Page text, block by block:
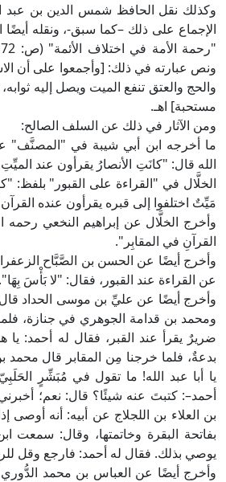
نقل الحافظ شمس الدين بن عبد
على ذلك –كما سبق-، ونقله أيضًا
عبارته في ذلك: [وأجمعوا على أن
والعتق تنفع الميت ويصل إليه ثوابه،
اهـ.
الآثار في ذلك عن السلف الصالح:
أخرجه ابن أبي شيبة في "المصنَّف" عن
قال: "كانَتِ الأنصارُ يقرأون عند الميِّتِ
في "القراءة على القبور" بلفظ:
اختلفوا إلى قبره يقرأون عنده القرآن".
الخلَّال عن إبراهيم النخعي رحمه
في المقابِر".
أيضًا عن الحسن بن الصَّبَّاح
القراءة عند القبور، فقال: "لا بَأْسَ بِهَا".
أيضًا عن عليِّ بن موسى الحداد
بن قدامة الجوهري في جنازة،
يقرأ عند القبر، فقال له أحمد: يا
فلما خرجنا مِن المقابر قال محمد
أبا عبد الله! ما تقول في مُبَشِّرٍ
كتبتَ عنه شيئًا؟ قال: نعم؛
العلاء بن اللجلاج عن أبيه: أنه أوصى
البقرة وخاتمتها، وقال: سمعت
بذلك. فقال له أحمد: فارجع وقل
أيضًا عن العباس بن محمد الدُّوري